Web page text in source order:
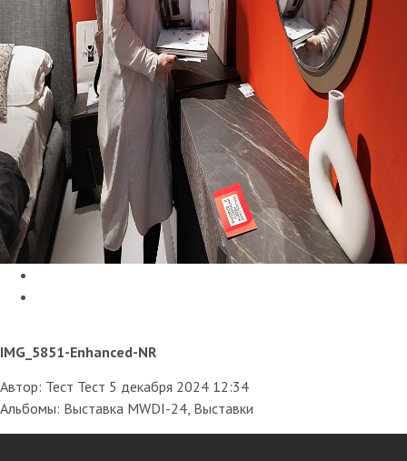
IMG_5851-Enhanced-NR
Автор: Тест Тест 5 декабря 2024 12:34
Альбомы: Выставка MWDI-24, Выставки